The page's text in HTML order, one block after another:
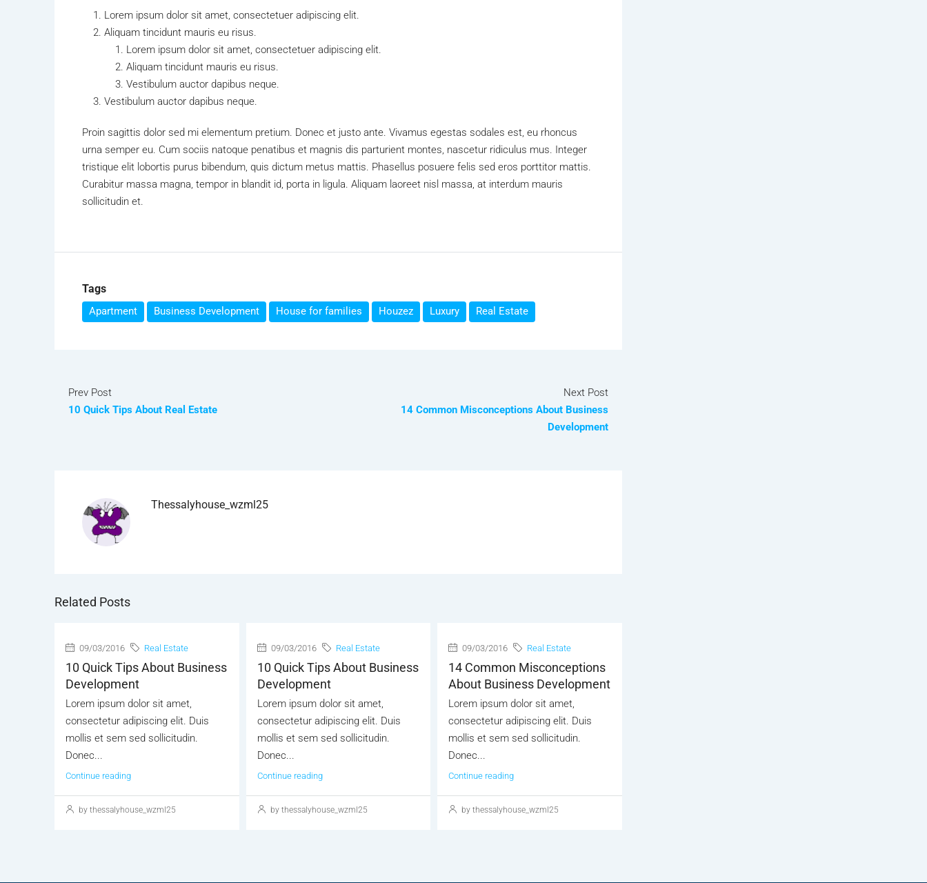
Lorem ipsum dolor sit amet, consectetuer adipiscing elit.
Aliquam tincidunt mauris eu risus.
Lorem ipsum dolor sit amet, consectetuer adipiscing elit.
Aliquam tincidunt mauris eu risus.
Vestibulum auctor dapibus neque.
Vestibulum auctor dapibus neque.
Proin sagittis dolor sed mi elementum pretium. Donec et justo ante. Vivamus egestas sodales est, eu rhoncus
urna semper eu. Cum sociis natoque penatibus et magnis dis parturient montes, nascetur ridiculus mus. Integer
tristique elit lobortis purus bibendum, quis dictum metus mattis. Phasellus posuere felis sed eros porttitor mattis.
Curabitur massa magna, tempor in blandit id, porta in ligula. Aliquam laoreet nisl massa, at interdum mauris
sollicitudin et.
Tags
Apartment Business Development House for families Houzez Luxury Real Estate
Prev Post
10 Quick Tips About Real Estate
Next Post
14 Common Misconceptions About Business
Development
Thessalyhouse_wzml25
Related Posts
09/03/2016 Real Estate
10 Quick Tips About Business
Development
Lorem ipsum dolor sit amet,
consectetur adipiscing elit. Duis
mollis et sem sed sollicitudin.
Donec...
Continue reading
by thessalyhouse_wzml25
09/03/2016 Real Estate
10 Quick Tips About Business
Development
Lorem ipsum dolor sit amet,
consectetur adipiscing elit. Duis
mollis et sem sed sollicitudin.
Donec...
Continue reading
by thessalyhouse_wzml25
09/03/2016 Real Estate
14 Common Misconceptions
About Business Development
Lorem ipsum dolor sit amet,
consectetur adipiscing elit. Duis
mollis et sem sed sollicitudin.
Donec...
Continue reading
by thessalyhouse_wzml25